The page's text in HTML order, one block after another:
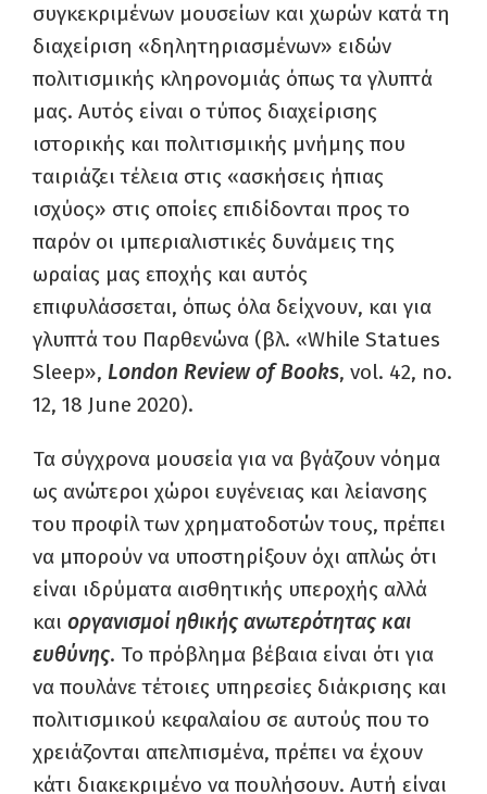
συγκεκριμένων μουσείων και χωρών κατά τη
διαχείριση «δηλητηριασμένων» ειδών
πολιτισμικής κληρονομιάς όπως τα γλυπτά
μας. Αυτός είναι ο τύπος διαχείρισης
ιστορικής και πολιτισμικής μνήμης που
ταιριάζει τέλεια στις «ασκήσεις ήπιας
ισχύος» στις οποίες επιδίδονται προς το
παρόν οι ιμπεριαλιστικές δυνάμεις της
ωραίας μας εποχής και αυτός
επιφυλάσσεται, όπως όλα δείχνουν, και για
γλυπτά του Παρθενώνα (βλ. «While Statues
Sleep», London Review of Books, vol. 42, no.
12, 18 June 2020).
Τα σύγχρονα μουσεία για να βγάζουν νόημα
ως ανώτεροι χώροι ευγένειας και λείανσης
του προφίλ των χρηματοδοτών τους, πρέπει
να μπορούν να υποστηρίξουν όχι απλώς ότι
είναι ιδρύματα αισθητικής υπεροχής αλλά
και οργανισμοί ηθικής ανωτερότητας και
ευθύνης. Το πρόβλημα βέβαια είναι ότι για
να πουλάνε τέτοιες υπηρεσίες διάκρισης και
πολιτισμικού κεφαλαίου σε αυτούς που το
χρειάζονται απελπισμένα, πρέπει να έχουν
κάτι διακεκριμένο να πουλήσουν. Αυτή είναι